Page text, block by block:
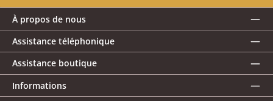
À propos de nous
Assistance téléphonique
Assistance boutique
Informations